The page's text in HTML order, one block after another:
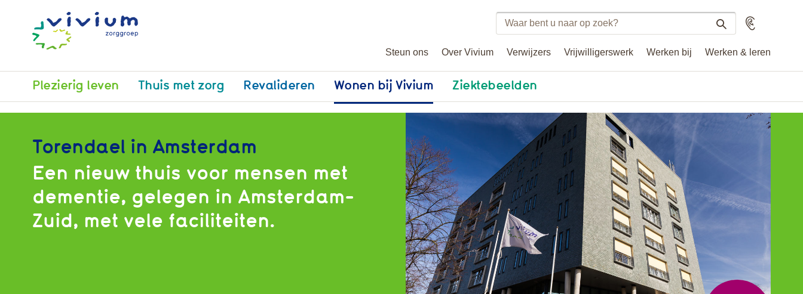
Plezierig leven Thuis met zorg Revalideren Wonen bij Vivium Ziektebeelden
Steun ons Over Vivium Verwijzers Vrijwilligerswerk Werken bij Werken & leren
Zoeken
binnen
vivium.nl
Voorlezen
Torendael in Amsterdam
Een nieuw thuis voor mensen met
dementie, gelegen in Amsterdam-
Zuid, met vele faciliteiten.